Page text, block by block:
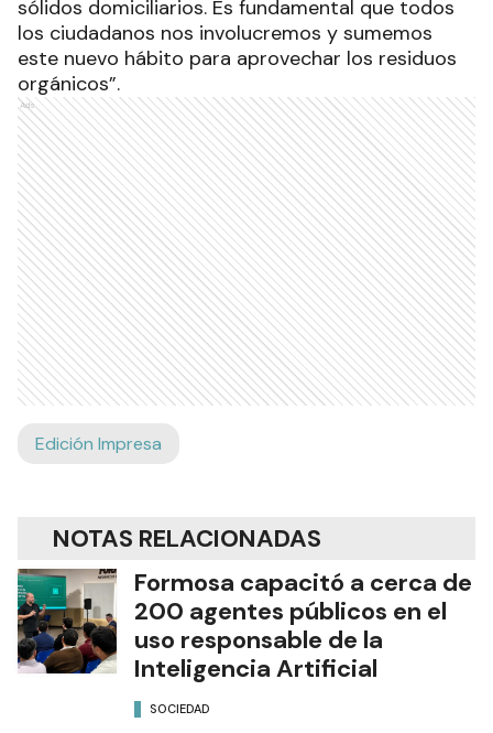
sólidos domiciliarios. Es fundamental que todos
los ciudadanos nos involucremos y sumemos
este nuevo hábito para aprovechar los residuos
orgánicos”.
Ads
Edición Impresa
NOTAS RELACIONADAS
Formosa capacitó a cerca de
200 agentes públicos en el
uso responsable de la
Inteligencia Artificial
SOCIEDAD